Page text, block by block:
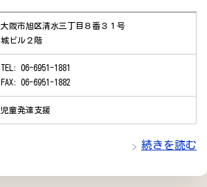
大阪市旭区清水三丁目８番３１号
城ビル２階
TEL: 06-6951-1881
FAX: 06-6951-1882
児童発達支援
続きを読む